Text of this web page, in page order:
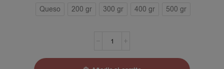
Queso 200 gr 300 gr 400 gr 500 gr